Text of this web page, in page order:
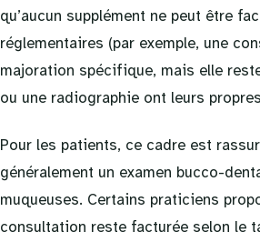
qu’aucun supplément ne peut être
réglementaires (par exemple, une
majoration spécifique, mais elle
ou une radiographie ont leurs
Pour les patients, ce cadre est
généralement un examen bucco-
muqueuses. Certains praticiens
consultation reste facturée selon le